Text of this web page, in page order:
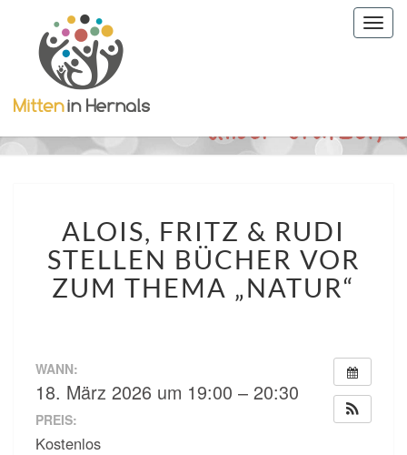
FRITZ
&
RUDI
STELLEN
„NATUR“
ALOIS, FRITZ & RUDI
STELLEN BÜCHER VOR
ZUM THEMA „NATUR“
WANN:
18. März 2026 um 19:00 – 20:30
PREIS:
Kostenlos